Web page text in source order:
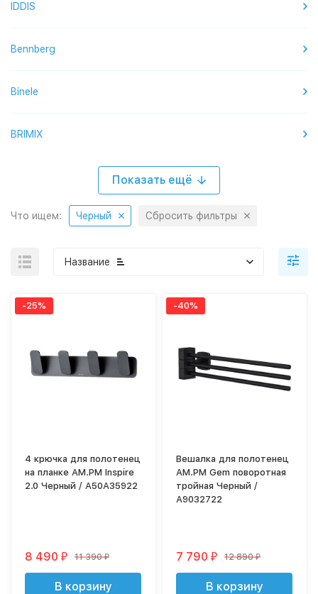
IDDIS
Bennberg
Binele
BRIMIX
Показать ещё
Что ищем: Черный Сбросить фильтры
Название
-25%
4 крючка для полотенец
на планке AM.PM Inspire
2.0 Черный / A50A35922
8 490₽ 11 390₽
В корзину
-40%
Вешалка для полотенец
AM.PM Gem поворотная
тройная Черный /
A9032722
7 790₽ 12 890₽
В корзину